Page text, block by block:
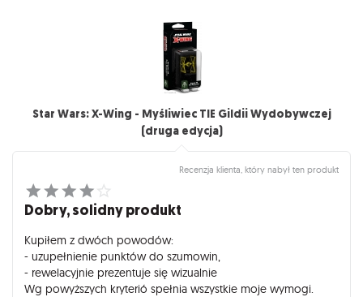
Star Wars: X-Wing - Myśliwiec TIE Gildii Wydobywczej
(druga edycja)
Recenzja klienta, który nabył ten produkt
Dobry, solidny produkt
Kupiłem z dwóch powodów:
- uzupełnienie punktów do szumowin,
- rewelacyjnie prezentuje się wizualnie
Wg powyższych kryterió spełnia wszystkie moje wymogi.